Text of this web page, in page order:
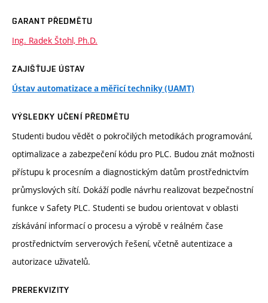
GARANT PŘEDMĚTU
Ing. Radek Štohl, Ph.D.
ZAJIŠŤUJE ÚSTAV
Ústav automatizace a měřicí techniky (UAMT)
VÝSLEDKY UČENÍ PŘEDMĚTU
Studenti budou vědět o pokročilých metodikách programování,
optimalizace a zabezpečení kódu pro PLC. Budou znát možnosti
přístupu k procesním a diagnostickým datům prostřednictvím
průmyslových sítí. Dokáží podle návrhu realizovat bezpečnostní
funkce v Safety PLC. Studenti se budou orientovat v oblasti
získávání informací o procesu a výrobě v reálném čase
prostřednictvím serverových řešení, včetně autentizace a
autorizace uživatelů.
PREREKVIZITY